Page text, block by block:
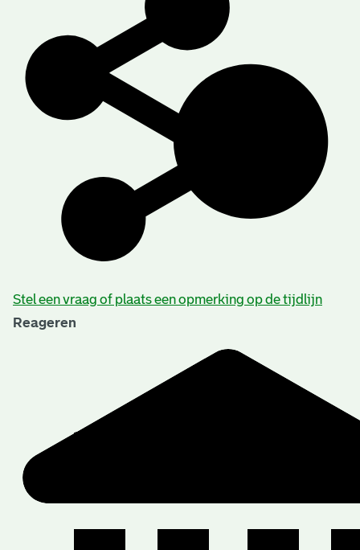
Stel een vraag of plaats een opmerking op de tijdlijn
Reageren